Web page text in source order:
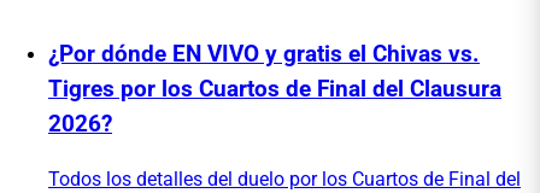
¿Por dónde EN VIVO y gratis el Chivas vs.
Tigres por los Cuartos de Final del Clausura
2026?
Todos los detalles del duelo por los Cuartos de Final del